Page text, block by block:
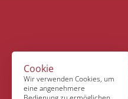
Fischer CNC-
Oswald-
67433 Neustadt
Cookie
Wir verwenden Cookies, um
eine angenehmere